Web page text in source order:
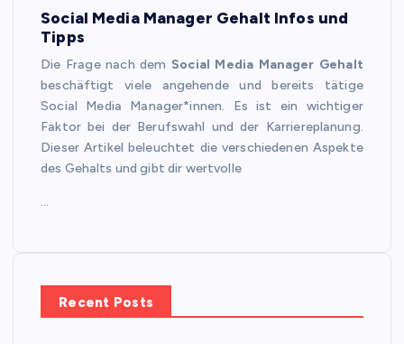
Social Media Manager Gehalt Infos und
Tipps
Die Frage nach dem Social Media Manager Gehalt
beschäftigt viele angehende und bereits tätige
Social Media Manager*innen. Es ist ein wichtiger
Faktor bei der Berufswahl und der Karriereplanung.
Dieser Artikel beleuchtet die verschiedenen Aspekte
des Gehalts und gibt dir wertvolle
…
Recent Posts